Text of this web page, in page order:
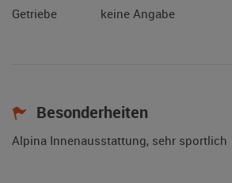
Getriebe
keine Angabe
Besonderheiten
Alpina Innenausstattung, sehr sportlich